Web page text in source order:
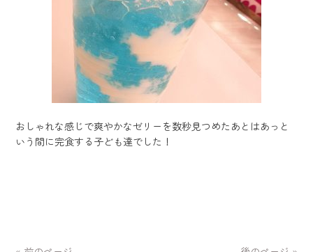
おしゃれな感じで爽やかなゼリーを数秒見つめたあとはあっと
いう間に完食する子ども達でした！